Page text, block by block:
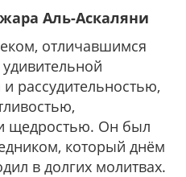
Аль-Аскаляни
отличавшимся
рассудительностью,
щедростью. Он был
который днём
в долгих молитвах.